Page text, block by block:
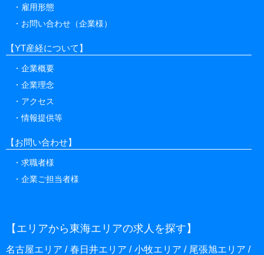
雇用形態
お問い合わせ（企業様）
【YT産経について】
企業概要
企業理念
アクセス
情報提供等
【お問い合わせ】
求職者様
企業ご担当者様
【エリアから東海エリアの求人を探す】
名古屋エリア 春日井エリア 小牧エリア 尾張旭エリア